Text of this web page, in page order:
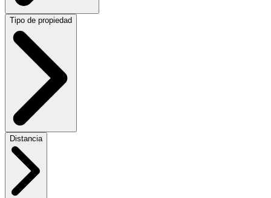
Tipo de propiedad
Distancia